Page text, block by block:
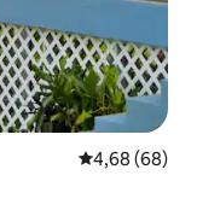
5 üzerinden
4,68 (68)